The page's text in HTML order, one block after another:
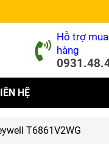
Hỗ trợ mua
hàng
HỆ
T6861V2WG